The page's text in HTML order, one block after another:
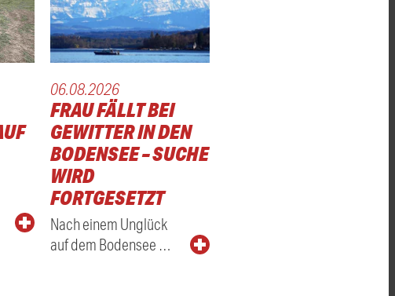
06.08.2026
FRAU FÄLLT BEI
GEWITTER IN DEN
BODENSEE – SUCHE
WIRD
FORTGESETZT
Nach einem Unglück
auf dem Bodensee …